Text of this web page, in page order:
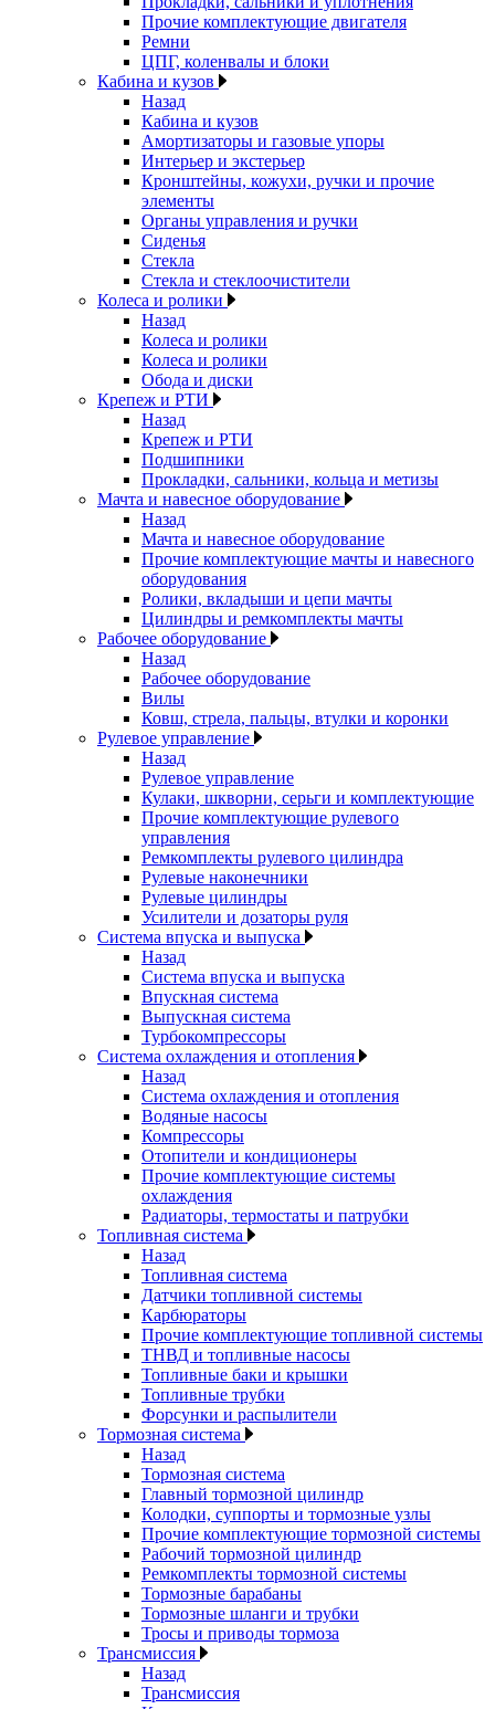
Прочие комплектующие двигателя
Ремни
ЦПГ, коленвалы и блоки
Кабина и кузов
Назад
Кабина и кузов
Амортизаторы и газовые упоры
Интерьер и экстерьер
Кронштейны, кожухи, ручки и прочие
элементы
Органы управления и ручки
Сиденья
Стекла
Стекла и стеклоочистители
Колеса и ролики
Назад
Колеса и ролики
Колеса и ролики
Обода и диски
Крепеж и РТИ
Назад
Крепеж и РТИ
Подшипники
Прокладки, сальники, кольца и метизы
Мачта и навесное оборудование
Назад
Мачта и навесное оборудование
Прочие комплектующие мачты и навесного
оборудования
Ролики, вкладыши и цепи мачты
Цилиндры и ремкомплекты мачты
Рабочее оборудование
Назад
Рабочее оборудование
Вилы
Ковш, стрела, пальцы, втулки и коронки
Рулевое управление
Назад
Рулевое управление
Кулаки, шкворни, серьги и комплектующие
Прочие комплектующие рулевого
управления
Ремкомплекты рулевого цилиндра
Рулевые наконечники
Рулевые цилиндры
Усилители и дозаторы руля
Система впуска и выпуска
Назад
Система впуска и выпуска
Впускная система
Выпускная система
Турбокомпрессоры
Система охлаждения и отопления
Назад
Система охлаждения и отопления
Водяные насосы
Компрессоры
Отопители и кондиционеры
Прочие комплектующие системы
охлаждения
Радиаторы, термостаты и патрубки
Топливная система
Назад
Топливная система
Датчики топливной системы
Карбюраторы
Прочие комплектующие топливной системы
ТНВД и топливные насосы
Топливные баки и крышки
Топливные трубки
Форсунки и распылители
Тормозная система
Назад
Тормозная система
Главный тормозной цилиндр
Колодки, суппорты и тормозные узлы
Прочие комплектующие тормозной системы
Рабочий тормозной цилиндр
Ремкомплекты тормозной системы
Тормозные барабаны
Тормозные шланги и трубки
Тросы и приводы тормоза
Трансмиссия
Назад
Трансмиссия